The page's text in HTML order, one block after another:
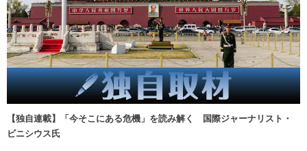
【独自連載】「今そこにある危機」を読み解く 国際ジャーナリスト・
ビニシウス氏